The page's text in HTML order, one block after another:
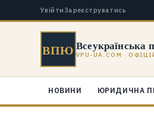
Увійти Зареєструватись
ВПЮ Всеукраїнська
VPU-UA.COM ·
НОВИНИ ЮРИДИЧНА